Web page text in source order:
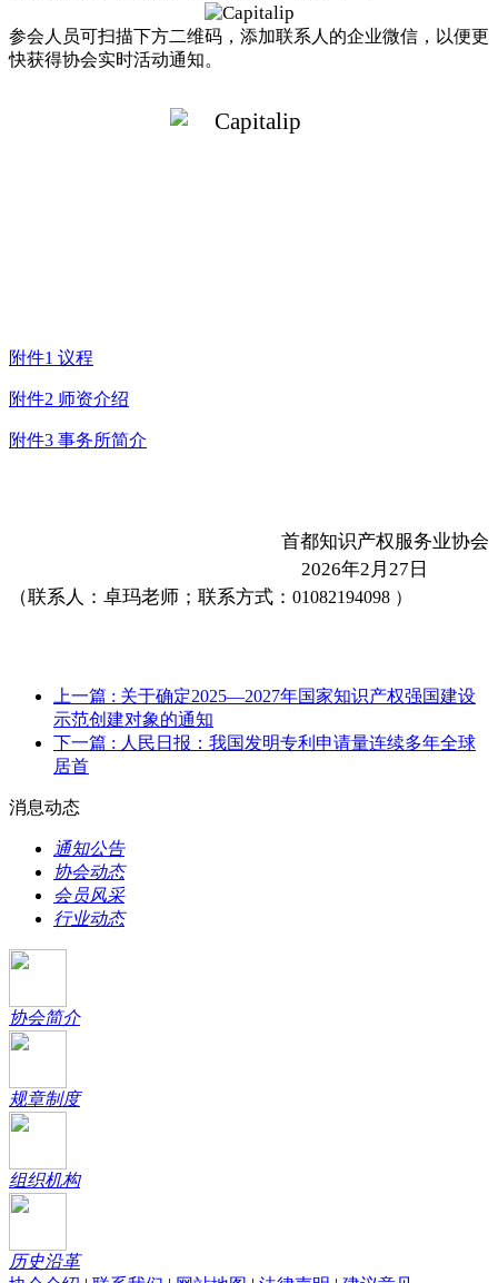
参会人员可扫描下方二维码，添加联系人的企业微信，以便更
快获得协会实时活动通知。
附件1 议程
附件2 师资介绍
附件3 事务所简介
首都知识产权服务业协会
2026年2 月 27 日
（联系人：卓玛老师；联系方式： 01082194098 ）
上一篇 : 关于确定2025—2027年国家知识产权强国建设
示范创建对象的通知
下一篇 : 人民日报：我国发明专利申请量连续多年全球
居首
消息动态
通知公告
协会动态
会员风采
行业动态
协会简介
规章制度
组织机构
历史沿革